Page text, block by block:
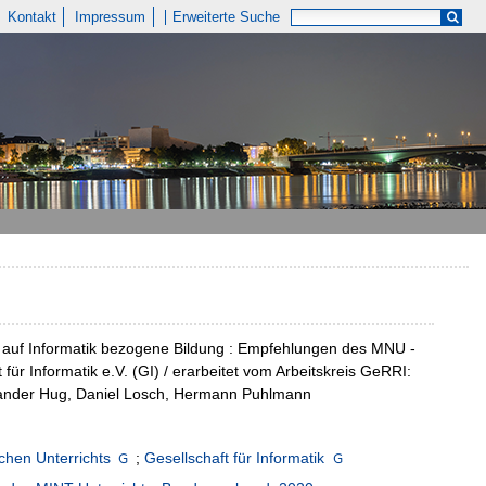
Kontakt Impressum Erweiterte Suche
Informatik bezogene Bildung : Empfehlungen des MNU -
Informatik e.V. (GI) / erarbeitet vom Arbeitskreis GeRRI:
Hug, Daniel Losch, Hermann Puhlmann
Unterrichts ;Gesellschaft für Informatik